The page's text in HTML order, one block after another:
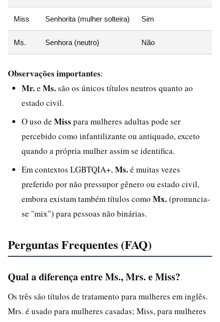
Miss Senhorita (mulher solteira) Sim
Ms. Senhora (neutro) Não
Observações importantes:
Mr.e Ms.são os únicos títulos neutros quanto ao
estado civil.
O uso de Miss para mulheres adultas pode ser
percebido como infantilizante ou antiquado, exceto
quando a própria mulher assim se identifica.
Em contextos LGBTQIA+, Ms.é muitas vezes
preferido por não pressupor gênero ou estado civil,
embora existam também títulos como Mx.(pronuncia-
se "mix") para pessoas não binárias.
Perguntas Frequentes (FAQ)
Qual a diferença entre Ms., Mrs. e Miss?
Os três são títulos de tratamento para mulheres em inglês.
Mrs. é usado para mulheres casadas; Miss, para mulheres